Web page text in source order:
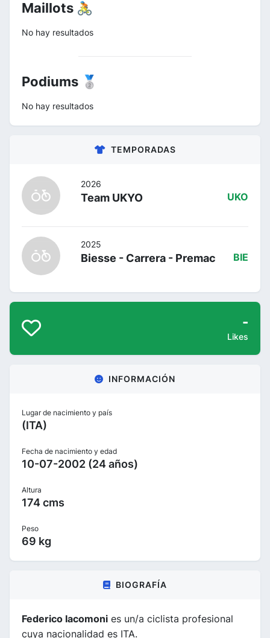
Maillots 🚴
No hay resultados
Podiums 🥈
No hay resultados
TEMPORADAS
2026
Team UKYO UKO
2025
Biesse - Carrera - Premac BIE
-
Likes
INFORMACIÓN
Lugar de nacimiento y país
(ITA)
Fecha de nacimiento y edad
10-07-2002 (24 años)
Altura
174 cms
Peso
69 kg
BIOGRAFÍA
Federico Iacomoni es un/a ciclista profesional
cuya nacionalidad es ITA.